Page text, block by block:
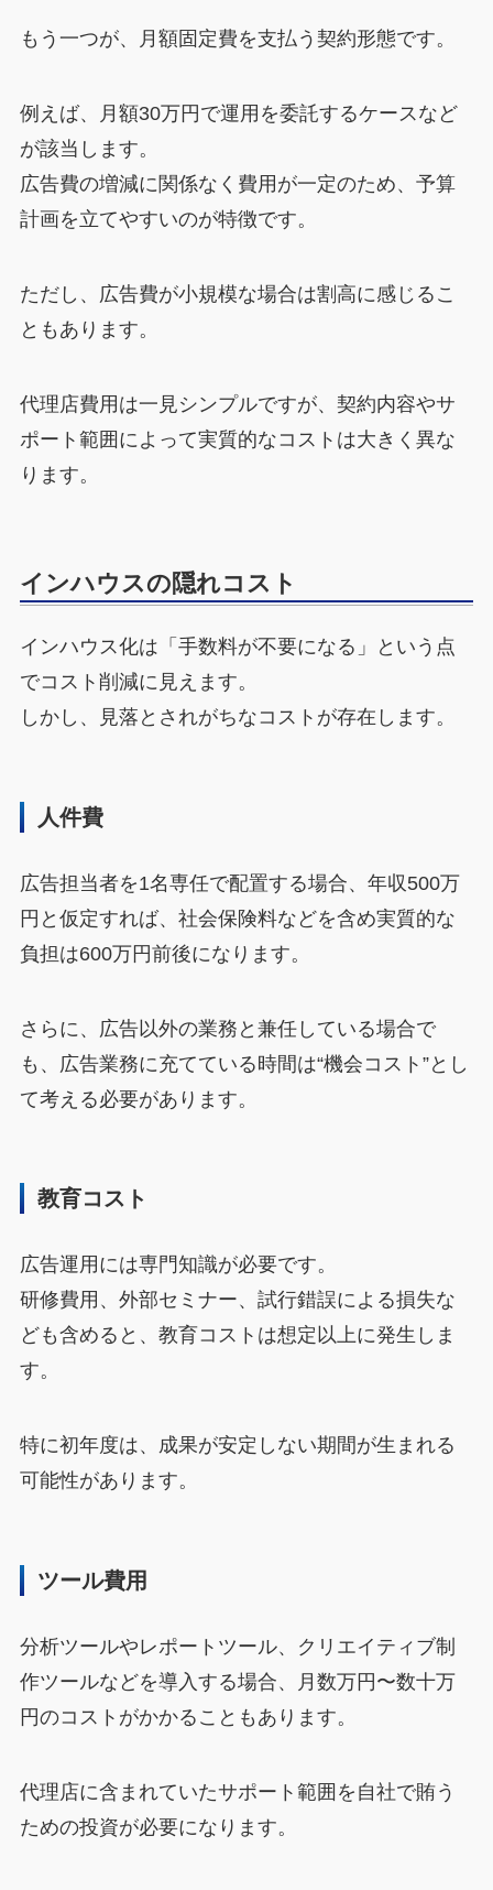
もう一つが、月額固定費を支払う契約形態です。
例えば、月額30万円で運用を委託するケースなど
が該当します。
広告費の増減に関係なく費用が一定のため、予算
計画を立てやすいのが特徴です。
ただし、広告費が小規模な場合は割高に感じるこ
ともあります。
代理店費用は一見シンプルですが、契約内容やサ
ポート範囲によって実質的なコストは大きく異な
ります。
インハウスの隠れコスト
インハウス化は「手数料が不要になる」という点
でコスト削減に見えます。
しかし、見落とされがちなコストが存在します。
人件費
広告担当者を1名専任で配置する場合、年収500万
円と仮定すれば、社会保険料などを含め実質的な
負担は600万円前後になります。
さらに、広告以外の業務と兼任している場合で
も、広告業務に充てている時間は“機会コスト”とし
て考える必要があります。
教育コスト
広告運用には専門知識が必要です。
研修費用、外部セミナー、試行錯誤による損失な
ども含めると、教育コストは想定以上に発生しま
す。
特に初年度は、成果が安定しない期間が生まれる
可能性があります。
ツール費用
分析ツールやレポートツール、クリエイティブ制
作ツールなどを導入する場合、月数万円〜数十万
円のコストがかかることもあります。
代理店に含まれていたサポート範囲を自社で賄う
ための投資が必要になります。